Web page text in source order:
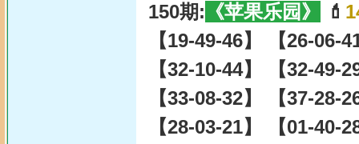
150期: 《苹果乐园》 💄
【19-49-46】 【26-06-
【32-10-44】 【32-49-
【33-08-32】 【37-28-
【28-03-21】 【01-40-